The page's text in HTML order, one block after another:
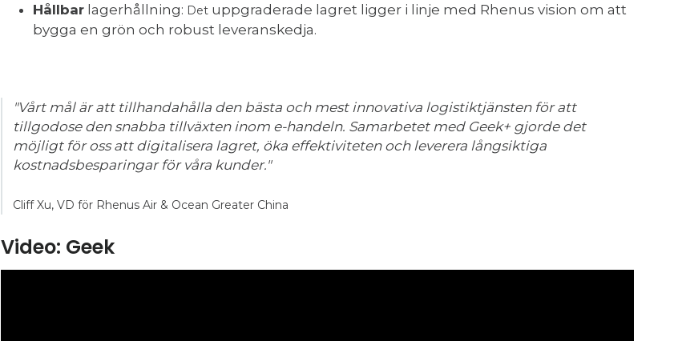
Hållbar lagerhållning: Det uppgraderade lagret ligger i linje med Rhenus vision om att
bygga en grön och robust leveranskedja.
"Vårt mål är att tillhandahålla den bästa och mest innovativa logistiktjänsten för att
tillgodose den snabba tillväxten inom e-handeln. Samarbetet med Geek+ gjorde det
möjligt för oss att digitalisera lagret, öka effektiviteten och leverera långsiktiga
kostnadsbesparingar för våra kunder."
Cliff Xu, VD för Rhenus Air & Ocean Greater China
Video: Geek